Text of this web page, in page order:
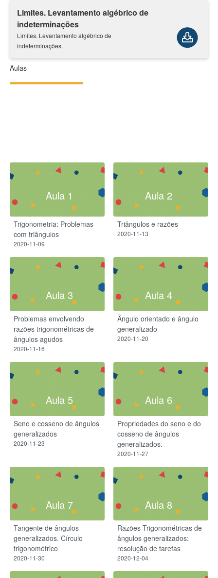
Limites. Levantamento algébrico de
indeterminações
Limites. Levantamento algébrico de
indeterminações.
Aulas
Aula 1
Trigonometria: Problemas
com triângulos
2020-11-09
Aula 2
Triângulos e razões
2020-11-13
Aula 3
Problemas envolvendo
razões trigonométricas de
ângulos agudos
2020-11-16
Aula 4
Ângulo orientado e ângulo
generalizado
2020-11-20
Aula 5
Seno e cosseno de ângulos
generalizados
2020-11-23
Aula 6
Propriedades do seno e do
cosseno de ângulos
generalizados.
2020-11-27
Aula 7
Tangente de ângulos
generalizados. Círculo
trigonométrico
2020-11-30
Aula 8
Razões Trigonométricas de
ângulos generalizados:
resolução de tarefas
2020-12-04